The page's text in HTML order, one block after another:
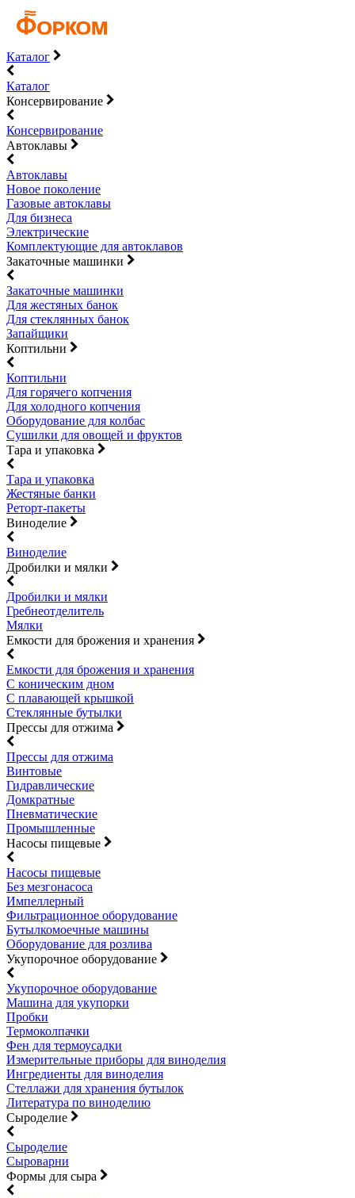
Каталог
Каталог
Консервирование
Консервирование
Автоклавы
Автоклавы
Новое поколение
Газовые автоклавы
Для бизнеса
Электрические
Комплектующие для автоклавов
Закаточные машинки
Закаточные машинки
Для жестяных банок
Для стеклянных банок
Запайщики
Коптильни
Коптильни
Для горячего копчения
Для холодного копчения
Оборудование для колбас
Сушилки для овощей и фруктов
Тара и упаковка
Тара и упаковка
Жестяные банки
Реторт-пакеты
Виноделие
Виноделие
Дробилки и мялки
Дробилки и мялки
Гребнеотделитель
Мялки
Емкости для брожения и хранения
Емкости для брожения и хранения
С коническим дном
С плавающей крышкой
Стеклянные бутылки
Прессы для отжима
Прессы для отжима
Винтовые
Гидравлические
Домкратные
Пневматические
Промышленные
Насосы пищевые
Насосы пищевые
Без мезгонасоса
Импеллерный
Фильтрационное оборудование
Бутылкомоечные машины
Оборудование для розлива
Укупорочное оборудование
Укупорочное оборудование
Машина для укупорки
Пробки
Термоколпачки
Фен для термоусадки
Измерительные приборы для виноделия
Ингредиенты для виноделия
Стеллажи для хранения бутылок
Литература по виноделию
Сыроделие
Сыроделие
Сыроварни
Формы для сыра